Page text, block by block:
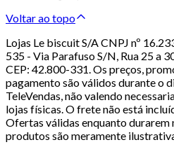
Voltar ao topo
Lojas Le biscuit S/A CNPJ nº
535 - Via Parafuso S/N, Rua 25 a
CEP: 42.800-331. Os preços,
pagamento são válidos durante o
TeleVendas, não valendo
lojas físicas. O frete não está
Ofertas válidas enquanto durarem
produtos são meramente